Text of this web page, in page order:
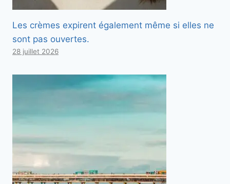
Les crèmes expirent également même si elles ne
sont pas ouvertes.
28 juillet 2026